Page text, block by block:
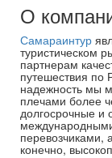
О
Самараинтур
туристическом
партнерам
путешествия по
надежность мы
плечами более
долгосрочные и
перевозчиками,
конечно,